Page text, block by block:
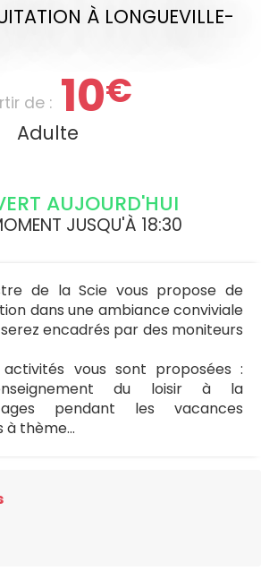
À LONGUEVILLE-
de : 10€
Adulte
AUJOURD'HUI
JUSQU'À 18:30
de la Scie vous propose de
dans une ambiance conviviale
encadrés par des moniteurs
vous sont proposées :
du loisir à la
pendant les vacances
à thème...